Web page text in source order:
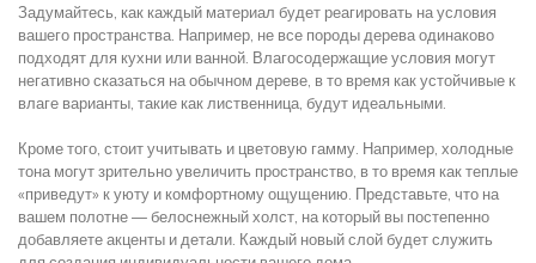
Задумайтесь, как каждый материал будет реагировать на условия
вашего пространства. Например, не все породы дерева одинаково
подходят для кухни или ванной. Влагосодержащие условия могут
негативно сказаться на обычном дереве, в то время как устойчивые к
влаге варианты, такие как лиственница, будут идеальными.
Кроме того, стоит учитывать и цветовую гамму. Например, холодные
тона могут зрительно увеличить пространство, в то время как теплые
«приведут» к уюту и комфортному ощущению. Представьте, что на
вашем полотне — белоснежный холст, на который вы постепенно
добавляете акценты и детали. Каждый новый слой будет служить